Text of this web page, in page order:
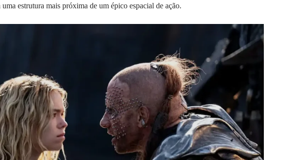
uma estrutura mais próxima de um épico espacial de ação.